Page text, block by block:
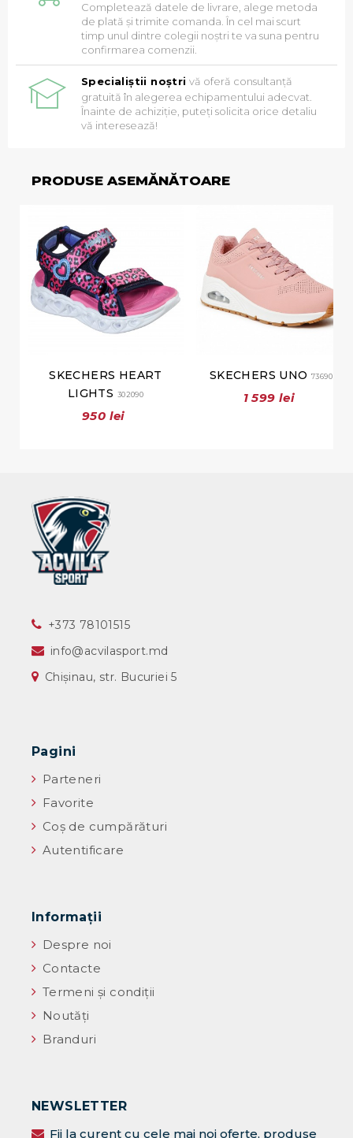
Completează datele de livrare, alege metoda
de plată și trimite comanda. În cel mai scurt
timp unul dintre colegii noștri te va suna pentru
confirmarea comenzii.
Specialiștii noștri vă oferă consultanță
gratuită în alegerea echipamentului adecvat.
Înainte de achiziție, puteți solicita orice detaliu
vă interesează!
PRODUSE ASEMĂNĂTOARE
SKECHERS HEART
LIGHTS 302090
950 lei
SKECHERS UNO73690
1 599 lei
‎+373 78101515
info@acvilasport.md
Chișinau, str. Bucuriei 5
Pagini
Parteneri
Favorite
Coș de cumpărături
Autentificare
Informaţii
Despre noi
Contacte
Termeni și condiții
Noutăţi
Branduri
NEWSLETTER
Fii la curent cu cele mai noi oferte, produse